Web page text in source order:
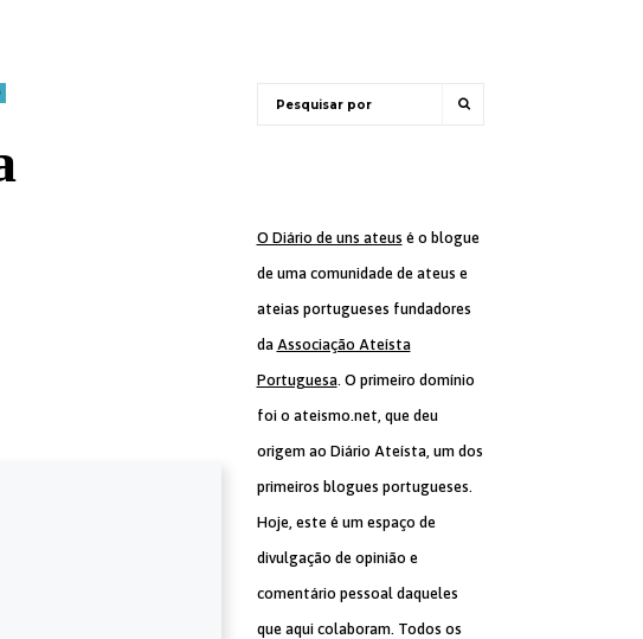
O Diário de uns ateus é o blogue
de uma comunidade de ateus e
ateias portugueses fundadores
da Associação Ateísta
Portuguesa. O primeiro domínio
foi o ateismo.net, que deu
origem ao Diário Ateísta, um dos
primeiros blogues portugueses.
Hoje, este é um espaço de
divulgação de opinião e
comentário pessoal daqueles
que aqui colaboram. Todos os